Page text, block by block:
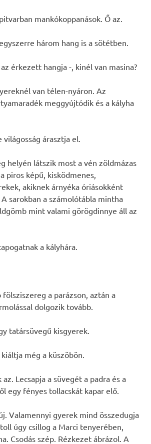
mankókoppanások. Ő az.
három hang is a sötétben.
érkezett hangja -, kinél van masina?
van télen-nyáron. Az
meggyújtódik és a kályha
árasztja el.
helyén látszik most a vén zöldmázas
piros képű, kisködmenes,
akiknek árnyéka óriásokként
sarokban a számolótábla mintha
mint valami görögdinnye áll az
a kályhára.
fölsziszereg a parázson, aztán a
dolgozik tovább.
tatársüvegű kisgyerek.
még a küszöbön.
Lecsapja a süvegét a padra és a
egy fényes tollacskát kapar elő.
Valamennyi gyerek mind összedugja
úgy csillog a Marci tenyerében,
Csodás szép. Rézkezet ábrázol. A